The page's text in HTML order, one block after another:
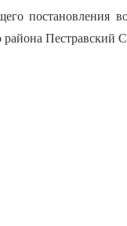
постановления
Пестравский